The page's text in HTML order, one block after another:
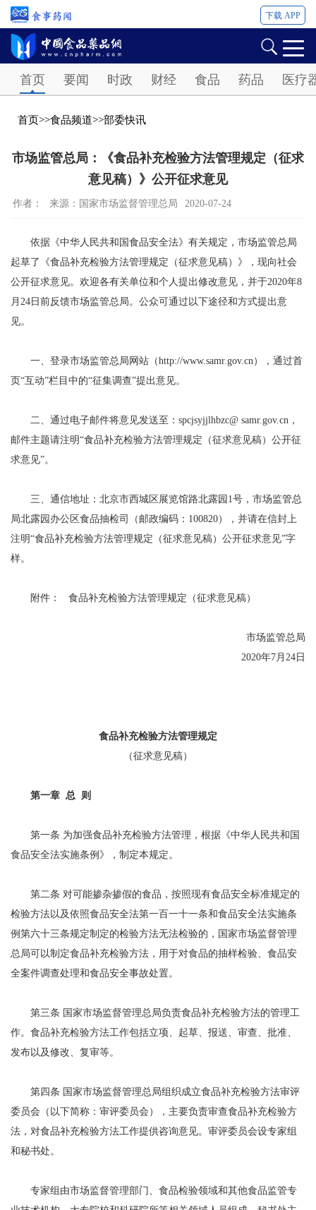
下载 APP
首页 要闻 时政 财经 食品 药品 医疗
首页>>食品频道>>部委快讯
市场监管总局：《食品补充检验方法管理规定（征求
意见稿）》公开征求意见
作者： 来源：国家市场监督管理总局 2020-07-24
依据《中华人民共和国食品安全法》有关规定，市场监管总局
起草了《食品补充检验方法管理规定（征求意见稿）》，现向社会
公开征求意见。欢迎各有关单位和个人提出修改意见，并于2020年8
月24日前反馈市场监管总局。公众可通过以下途径和方式提出意
见。
一、登录市场监管总局网站（http://www.samr.gov.cn），通过首
页“互动”栏目中的“征集调查”提出意见。
二、通过电子邮件将意见发送至：spcjsyjjlhbzc@ samr.gov.cn，
邮件主题请注明“食品补充检验方法管理规定（征求意见稿）公开征
求意见”。
三、通信地址：北京市西城区展览馆路北露园1号，市场监管总
局北露园办公区食品抽检司（邮政编码：100820），并请在信封上
注明“食品补充检验方法管理规定（征求意见稿）公开征求意见”字
样。
附件： 食品补充检验方法管理规定（征求意见稿）
市场监管总局
2020年7月24日
食品补充检验方法管理规定
（征求意见稿）
第一章 总 则
第一条 为加强食品补充检验方法管理，根据《中华人民共和国
食品安全法实施条例》，制定本规定。
第二条 对可能掺杂掺假的食品，按照现有食品安全标准规定的
检验方法以及依照食品安全法第一百一十一条和食品安全法实施条
例第六十三条规定制定的检验方法无法检验的，国家市场监督管理
总局可以制定食品补充检验方法，用于对食品的抽样检验、食品安
全案件调查处理和食品安全事故处置。
第三条 国家市场监督管理总局负责食品补充检验方法的管理工
作。食品补充检验方法工作包括立项、起草、报送、审查、批准、
发布以及修改、复审等。
第四条 国家市场监督管理总局组织成立食品补充检验方法审评
委员会（以下简称：审评委员会），主要负责审查食品补充检验方
法，对食品补充检验方法工作提供咨询意见。审评委员会设专家组
和秘书处。
专家组由市场监督管理部门、食品检验领域和其他食品监管专